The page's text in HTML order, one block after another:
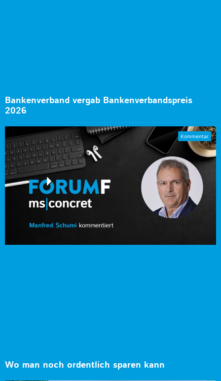
Bankenverband vergab Bankenverbandspreis
2026
Wo man noch ordentlich sparen kann